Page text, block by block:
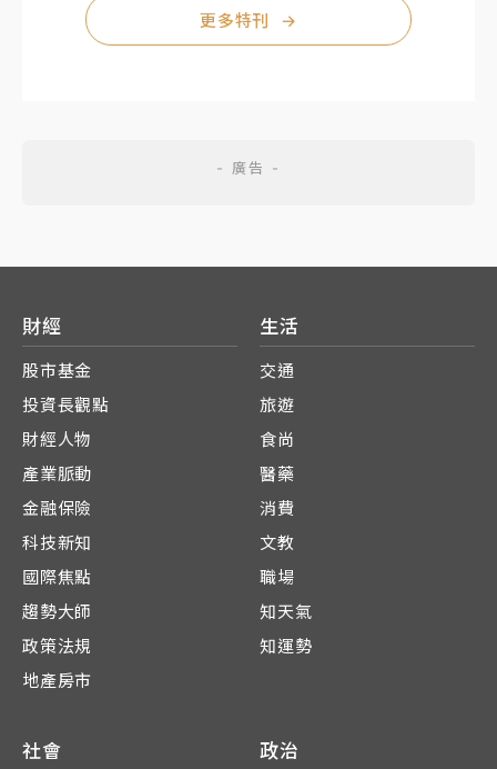
更多特刊 →
財經
股市基金
投資長觀點
財經人物
產業脈動
金融保險
科技新知
國際焦點
趨勢大師
政策法規
地產房市
生活
交通
旅遊
食尚
醫藥
消費
文教
職場
知天氣
知運勢
社會 政治